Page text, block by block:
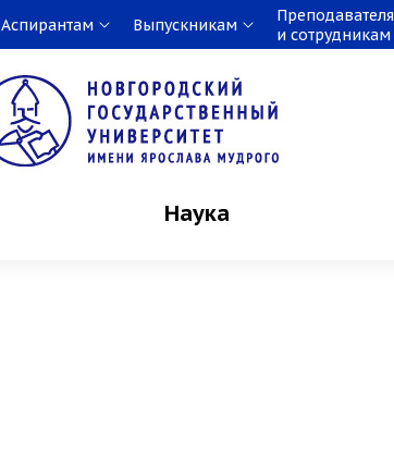
Аспирантам Выпускникам
и сотрудникам
Наука